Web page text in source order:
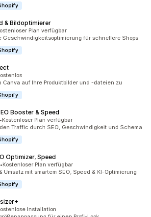
& Bildoptimierer
insgesamtPlan verfügbar
Geschwindigkeitsoptimierung für schnellere Shops
insgesamt
Canva auf Ihre Produktbilder und -dateien zu
Booster & Speed
insgesamt
•Kostenloser Plan verfügbar
Traffic durch SEO, Geschwindigkeit und Schema
Optimizer, Speed
insgesamt
•Kostenloser Plan verfügbar
Umsatz mit smartem SEO, Speed & KI-Optimierung
insgesamtInstallation